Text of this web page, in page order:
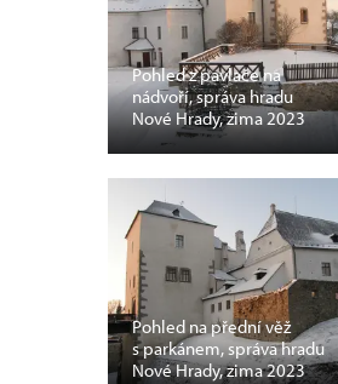
Pohled z pavlače na
nádvoří, správa hradu
Nové Hrady, zima 2023
Pohled na přední věž
s parkánem, správa hradu
Nové Hrady, zima 2023